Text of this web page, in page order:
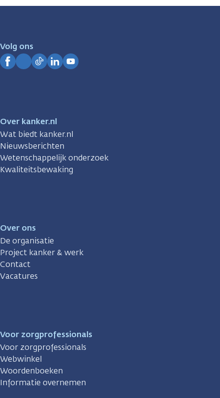
zijn
Volg ons
Over kanker.nl
Wat biedt kanker.nl
Nieuwsberichten
Wetenschappelijk onderzoek
Kwaliteitsbewaking
Over ons
De organisatie
Project kanker & werk
Contact
Vacatures
Voor zorgprofessionals
Voor zorgprofessionals
Webwinkel
Woordenboeken
Informatie overnemen